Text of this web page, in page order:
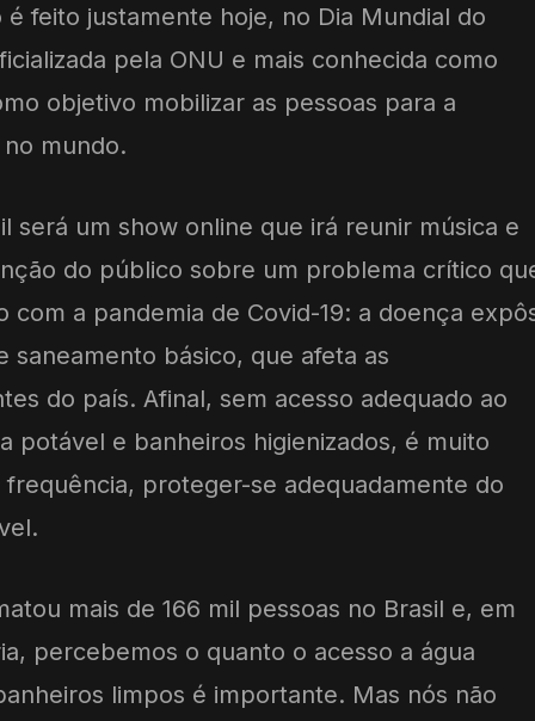
feito justamente hoje, no Dia Mundial do
pela ONU e mais conhecida como
objetivo mobilizar as pessoas para a
mundo.
será um show online que irá reunir música e
do público sobre um problema crítico
com a pandemia de Covid-19: a doença
saneamento básico, que afeta as
do país. Afinal, sem acesso adequado ao
potável e banheiros higienizados, é muito
proteger-se adequadamente do
mais de 166 mil pessoas no Brasil e, em
percebemos o quanto o acesso a água
limpos é importante. Mas nós não